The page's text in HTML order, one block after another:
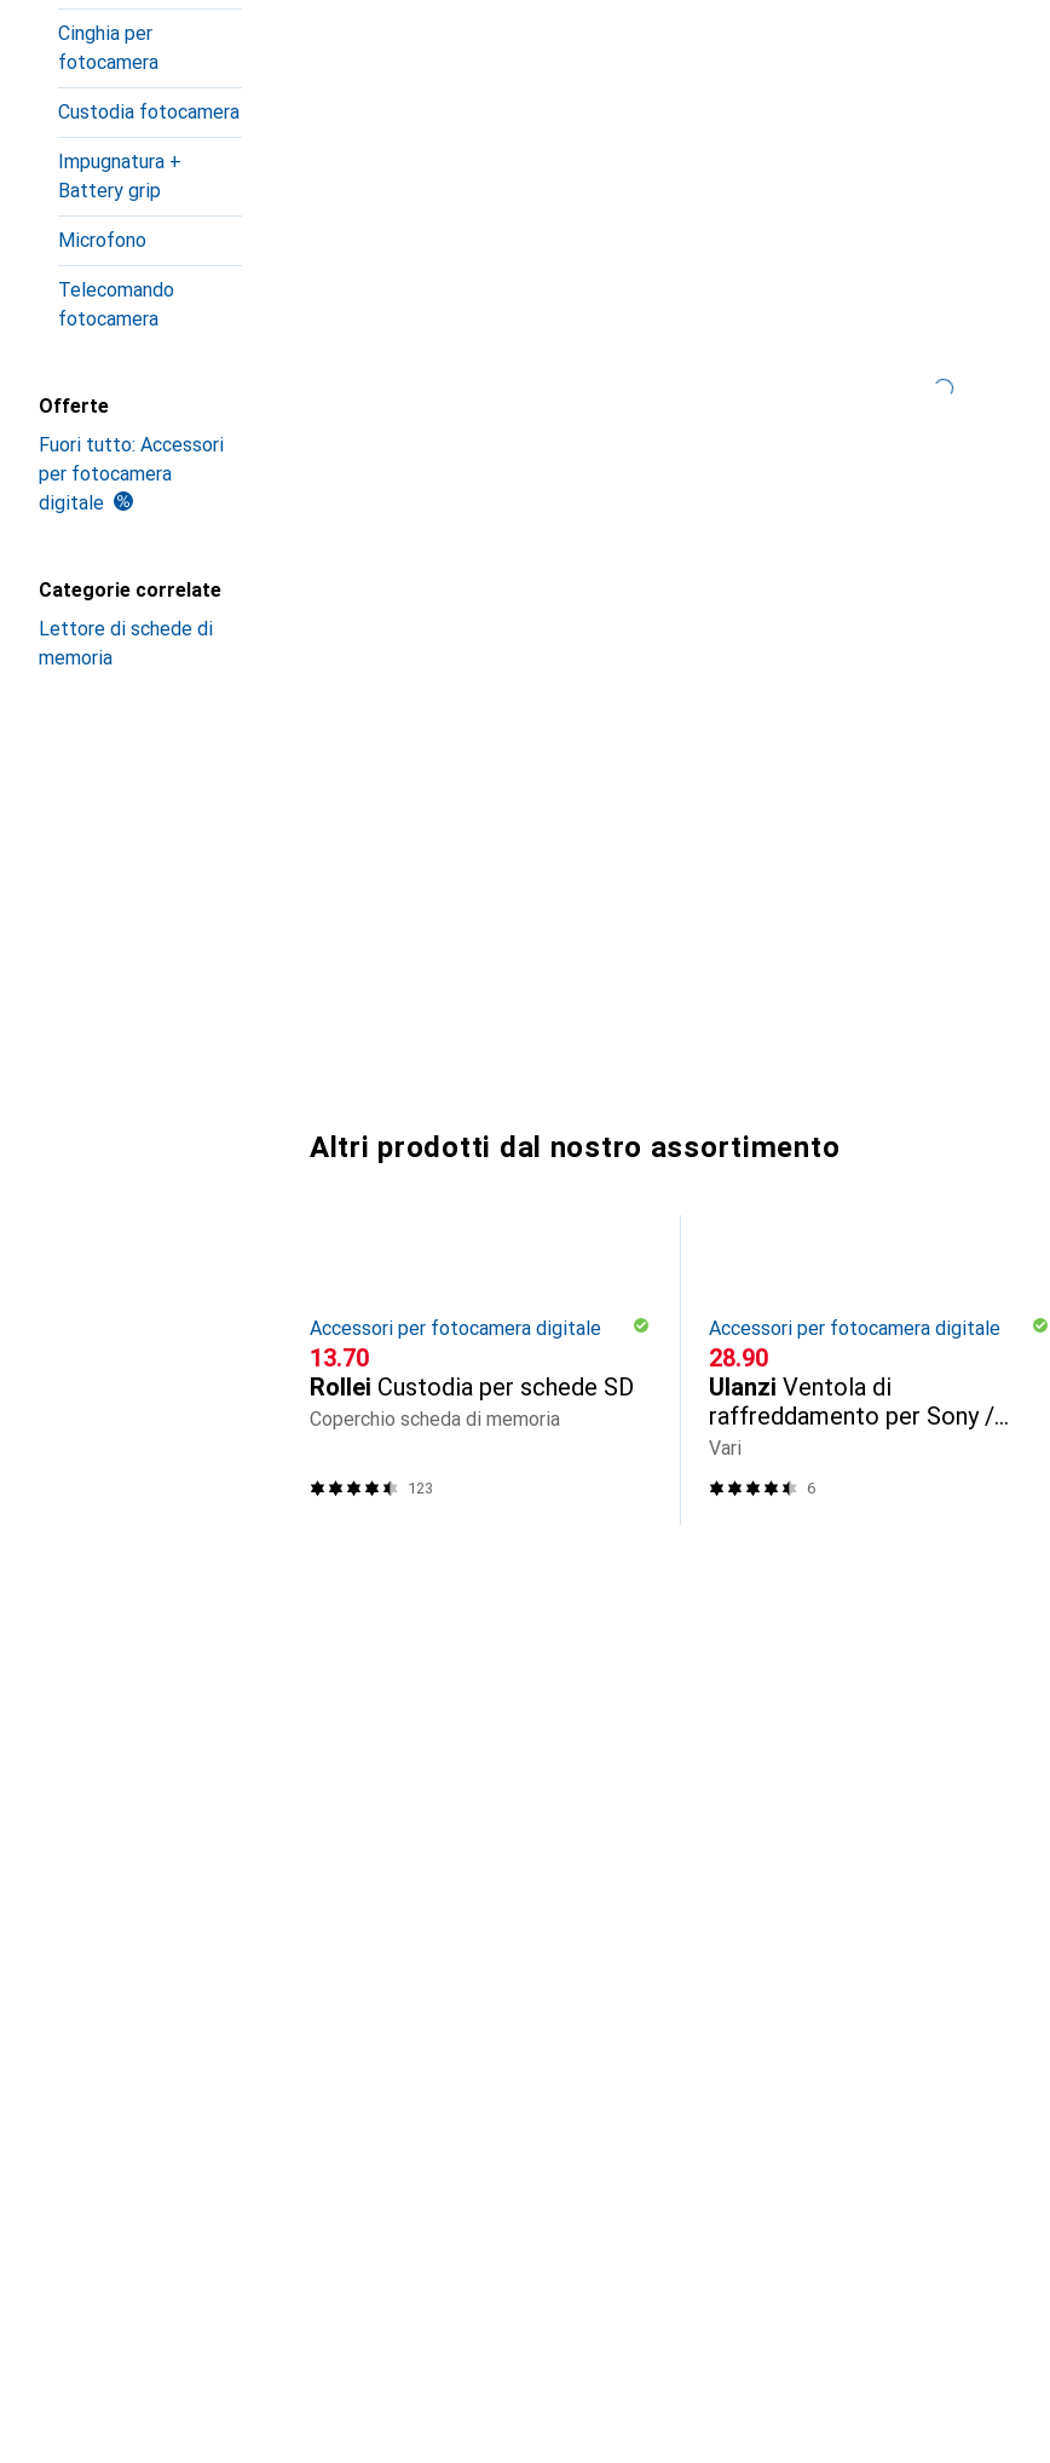
Cinghia per
fotocamera
Custodia fotocamera
Impugnatura +
Battery grip
Microfono
Telecomando
fotocamera
Offerte
Fuori tutto: Accessori
per fotocamera
digitale
Categorie correlate
Lettore di schede di
memoria
Altri prodotti dal nostro assortimento
Accessori per fotocamera digitale
CHF
13.70
Rollei Custodia per schede SD
Coperchio scheda di memoria
123
Accessori per fotocamera digitale
CHF
28.90
Ulanzi Ventola di
raffreddamento per Sony /
Canon / FUJIFILM
Vari
6